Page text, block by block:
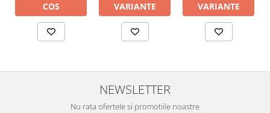
COS
VARIANTE
VARIANTE
NEWSLETTER
Nu rata ofertele si promotiile noastre